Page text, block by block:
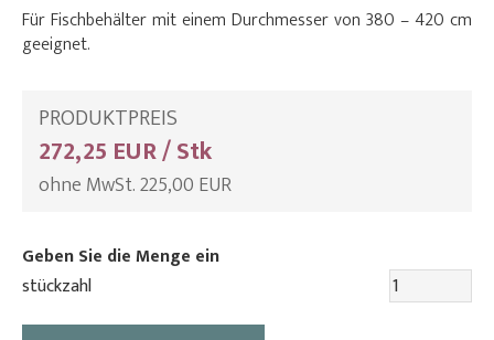
Für Fischbehälter mit einem Durchmesser von 380 – 420 cm
geeignet.
PRODUKTPREIS
272,25 EUR / Stk
ohne MwSt. 225,00 EUR
Geben Sie die Menge ein
stückzahl